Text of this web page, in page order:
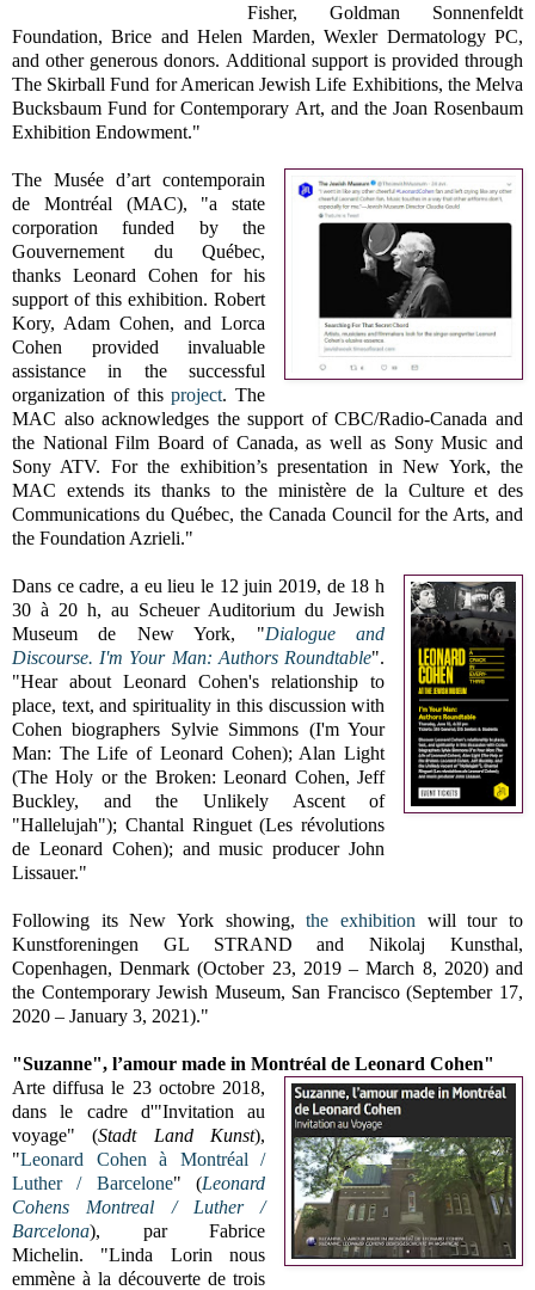
Fisher, Goldman Sonnenfeldt
Foundation, Brice and Helen Marden, Wexler Dermatology PC,
and other generous donors. Additional support is provided through
The Skirball Fund for American Jewish Life Exhibitions, the Melva
Bucksbaum Fund for Contemporary Art, and the Joan Rosenbaum
Exhibition Endowment."
The Musée d’art contemporain
de Montréal (MAC), "a state
corporation funded by the
Gouvernement du Québec,
thanks Leonard Cohen for his
support of this exhibition. Robert
Kory, Adam Cohen, and Lorca
Cohen provided invaluable
assistance in the successful
organization of thisproject. The
MAC also acknowledges the support of CBC/Radio-Canada and
the National Film Board of Canada, as well as Sony Music and
Sony ATV. For the exhibition’s presentation in New York, the
MAC extends its thanks to the ministère de la Culture et des
Communications du Québec, the Canada Council for the Arts, and
the Foundation Azrieli."
Dans ce cadre, a eu lieu le 12 juin 2019, de 18 h
30 à 20 h, au Scheuer Auditorium du Jewish
Museum de New York, "Dialogue and
Discourse. I'm Your Man: Authors Roundtable".
"Hear about Leonard Cohen's relationship to
place, text, and spirituality in this discussion with
Cohen biographers Sylvie Simmons (I'm Your
Man: The Life of Leonard Cohen); Alan Light
(The Holy or the Broken: Leonard Cohen, Jeff
Buckley, and the Unlikely Ascent of
"Hallelujah"); Chantal Ringuet (Les révolutions
de Leonard Cohen); and music producer John
Lissauer."
Following its New York showing,the exhibition will tour to
Kunstforeningen GL STRAND and Nikolaj Kunsthal,
Copenhagen, Denmark (October 23, 2019 – March 8, 2020) and
the Contemporary Jewish Museum, San Francisco (September 17,
2020 – January 3, 2021)."
"Suzanne", l’amour made in Montréal de Leonard Cohen"
Arte diffusa le 23 octobre 2018,
dans le cadre d'"Invitation au
voyage" (Stadt Land Kunst),
"Leonard Cohen à Montréal /
Luther / Barcelone" (Leonard
Cohens Montreal / Luther /
Barcelona), par Fabrice
Michelin. "Linda Lorin nous
emmène à la découverte de trois